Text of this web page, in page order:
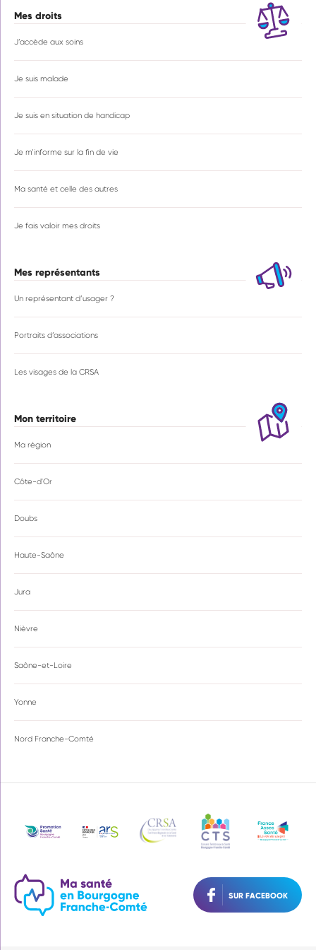
Mes droits
J’accède aux soins
Je suis malade
Je suis en situation de handicap
Je m’informe sur la fin de vie
Ma santé et celle des autres
Je fais valoir mes droits
Mes représentants
Un représentant d’usager ?
Portraits d’associations
Les visages de la CRSA
Mon territoire
Ma région
Côte-d'Or
Doubs
Haute-Saône
Jura
Nièvre
Saône-et-Loire
Yonne
Nord Franche-Comté
SUR FACEBOOK